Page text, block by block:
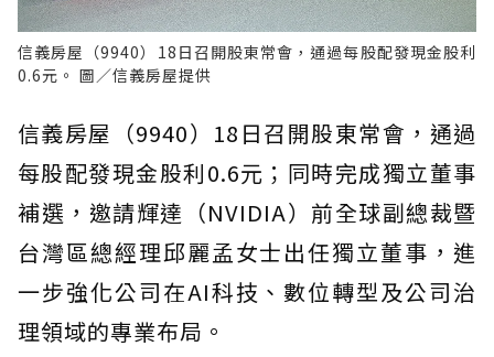
信義房屋（9940）18日召開股東常會，通過每股配發現金股利
0.6元。 圖／信義房屋提供
信義房屋（9940）18日召開股東常會，通過
每股配發現金股利0.6元；同時完成獨立董事
補選，邀請輝達（NVIDIA）前全球副總裁暨
台灣區總經理邱麗孟女士出任獨立董事，進
一步強化公司在AI科技、數位轉型及公司治
理領域的專業布局。